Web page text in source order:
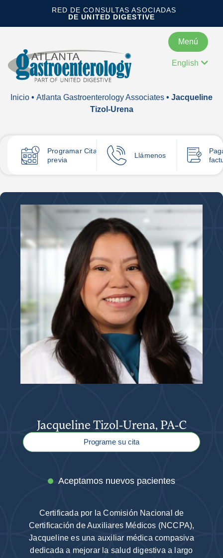
RED DE CONSULTAS ASOCIADAS
DE UNITED DIGESTIVE
Menú
English
Inicio • Atlanta Gastroenterology Associates • Jacqueline
Tizol-Urena
ProgramarCita
previa
Llámenos
Jacqueline Tizol-Urena, PA-C
Programe su cita
Aceptamos nuevos pacientes
Certificada por la Comisión Nacional de
Certificación de Auxiliares Médicos (NCCPA),
Jacqueline es una auxiliar médica compasiva
dedicada a mejorar la salud digestiva a largo